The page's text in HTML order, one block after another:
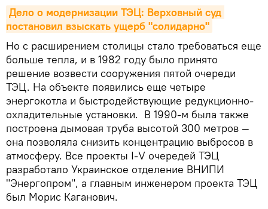
Дело о модернизации ТЭЦ: Верховный суд
постановил взыскать ущерб "солидарно"
Но с расширением столицы стало требоваться еще
больше тепла, и в 1982 году было принято
решение возвести сооружения пятой очереди
ТЭЦ. На объекте появились еще четыре
энергокотла и быстродействующие редукционно-
охладительные установки. В 1990-м была также
построена дымовая труба высотой 300 метров —
она позволяла снизить концентрацию выбросов в
атмосферу. Все проекты I-V очередей ТЭЦ
разработало Украинское отделение ВНИПИ
"Энергопром", а главным инженером проекта ТЭЦ
был Морис Каганович.